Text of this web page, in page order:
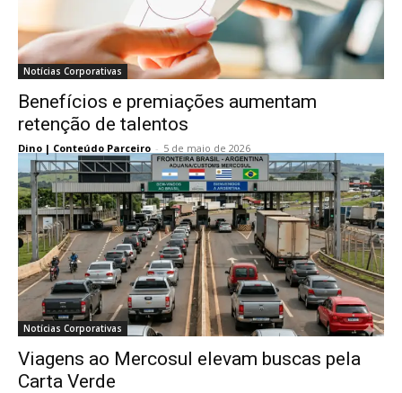
Notícias Corporativas
Benefícios e premiações aumentam
retenção de talentos
Dino | Conteúdo Parceiro - 5 de maio de 2026
Notícias Corporativas
Viagens ao Mercosul elevam buscas pela
Carta Verde